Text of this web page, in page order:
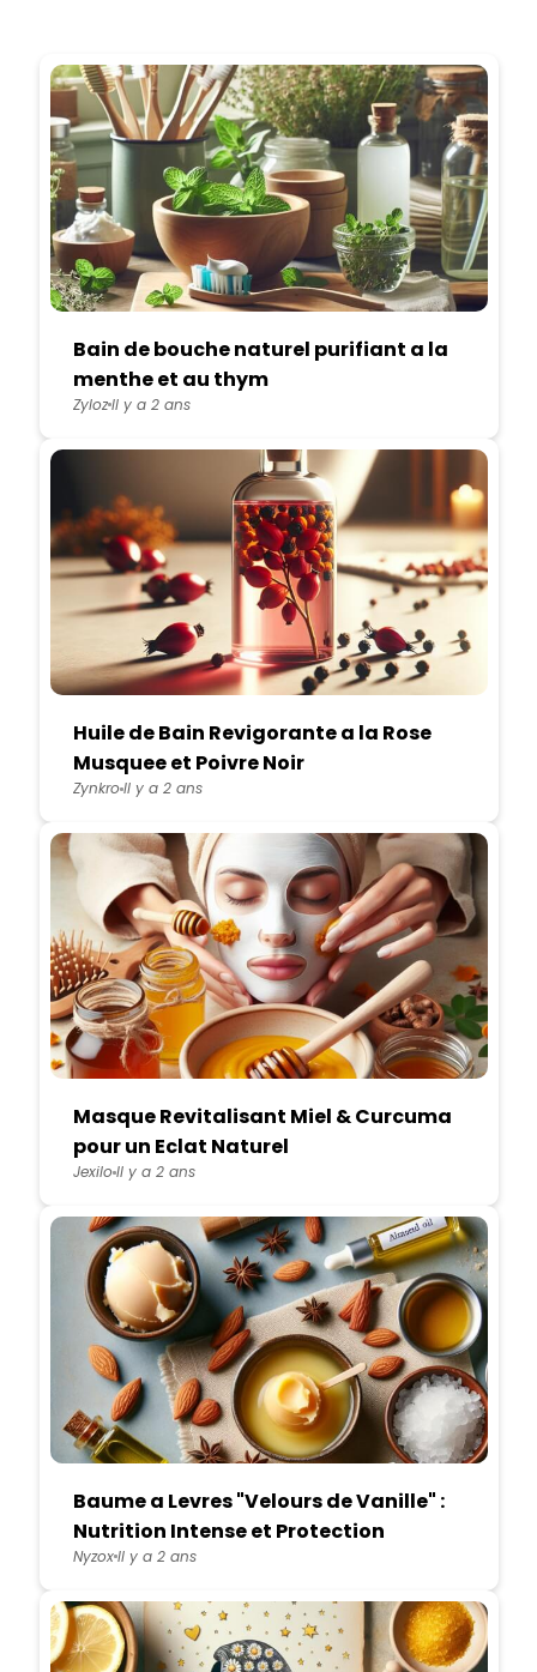
Bain de bouche naturel purifiant a la
menthe et au thym
ZylozIl y a 2 ans
Huile de Bain Revigorante a la Rose
Musquee et Poivre Noir
ZynkroIl y a 2 ans
Masque Revitalisant Miel & Curcuma
pour un Eclat Naturel
JexiloIl y a 2 ans
Baume a Levres "Velours de Vanille" :
Nutrition Intense et Protection
NyzoxIl y a 2 ans